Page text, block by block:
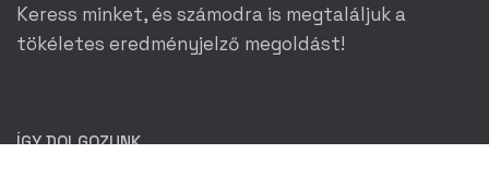
Keress minket, és számodra is megtaláljuk a
tökéletes eredményjelző megoldást!
ÍGY DOLGOZUNK